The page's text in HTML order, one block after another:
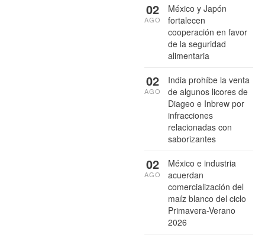
México y Japón
fortalecen
cooperación en favor
de la seguridad
alimentaria
02
AGO
India prohíbe la venta
de algunos licores de
Diageo e Inbrew por
infracciones
relacionadas con
saborizantes
02
AGO
México e industria
acuerdan
comercialización del
maíz blanco del ciclo
Primavera-Verano
2026
02
AGO